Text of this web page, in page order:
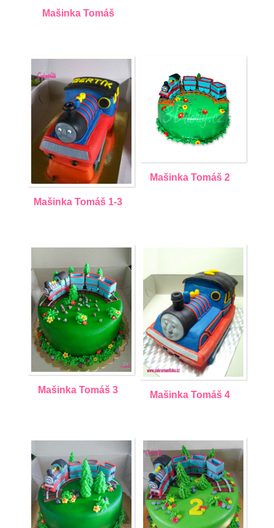
Mašinka Tomáš
Mašinka Tomáš 1-3
Mašinka Tomáš 2
Mašinka Tomáš 3 Mašinka Tomáš 4